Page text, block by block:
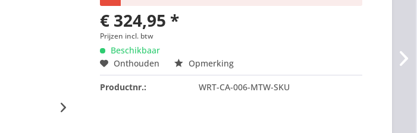
€ 324,95 *
Prijzen incl. btw
Beschikbaar
Onthouden
Opmerking
Productnr.: WRT-CA-006-MTW-SKU